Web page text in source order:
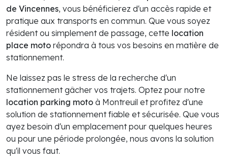
de Vincennes, vous bénéficierez d'un accès rapide et
pratique aux transports en commun. Que vous soyez
résident ou simplement de passage, cette location
place moto répondra à tous vos besoins en matière de
stationnement.
Ne laissez pas le stress de la recherche d'un
stationnement gâcher vos trajets. Optez pour notre
location parking moto à Montreuil et profitez d'une
solution de stationnement fiable et sécurisée. Que vous
ayez besoin d'un emplacement pour quelques heures
ou pour une période prolongée, nous avons la solution
qu'il vous faut.